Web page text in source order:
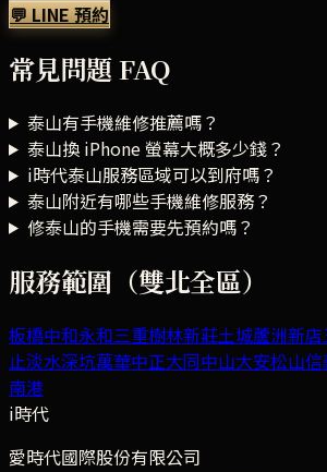
💬 LINE 預約
常見問題 FAQ
泰山有手機維修推薦嗎？
泰山換 iPhone 螢幕大概多少錢？
i時代泰山服務區域可以到府嗎？
泰山附近有哪些手機維修服務？
修泰山的手機需要先預約嗎？
服務範圍（雙北全區）
板橋中和永和三重樹林新莊土城蘆洲新店
止淡水深坑萬華中正大同中山大安松山
南港
i時代
愛時代國際股份有限公司